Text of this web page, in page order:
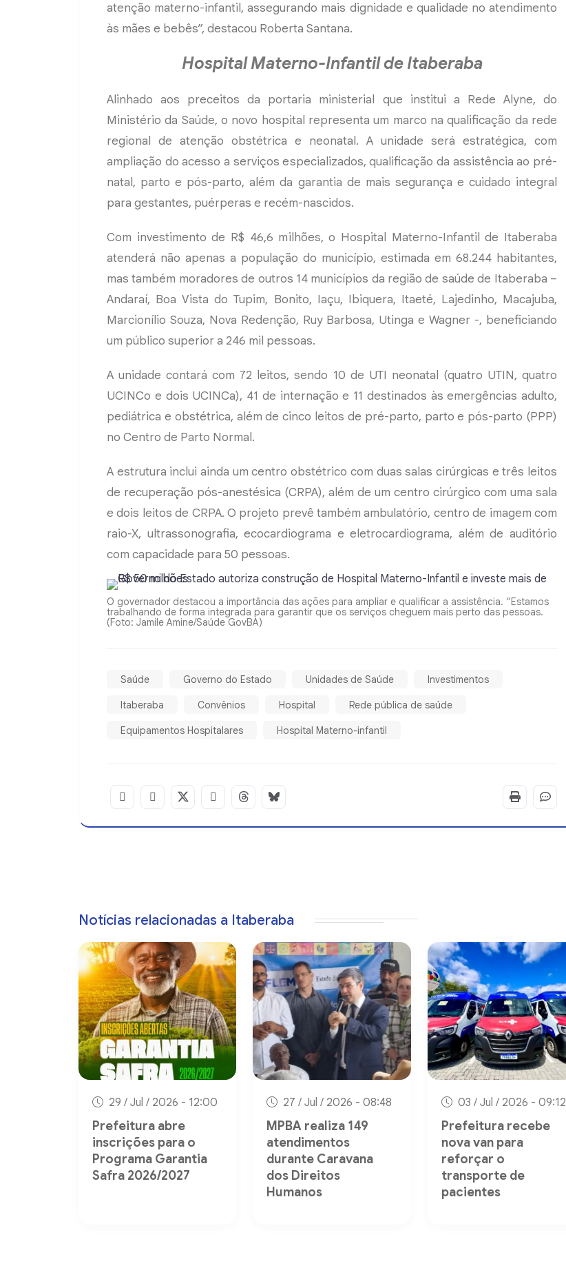
atenção materno-infantil, assegurando mais dignidade e qualidade no atendimento
às mães e bebês”, destacou Roberta Santana.
Hospital Materno-Infantil de Itaberaba
Alinhado aos preceitos da portaria ministerial que institui a Rede Alyne, do
Ministério da Saúde, o novo hospital representa um marco na qualificação da rede
regional de atenção obstétrica e neonatal. A unidade será estratégica, com
ampliação do acesso a serviços especializados, qualificação da assistência ao pré-
natal, parto e pós-parto, além da garantia de mais segurança e cuidado integral
para gestantes, puérperas e recém-nascidos.
Com investimento de R$ 46,6 milhões, o Hospital Materno-Infantil de Itaberaba
atenderá não apenas a população do município, estimada em 68.244 habitantes,
mas também moradores de outros 14 municípios da região de saúde de Itaberaba –
Andaraí, Boa Vista do Tupim, Bonito, Iaçu, Ibiquera, Itaeté, Lajedinho, Macajuba,
Marcionílio Souza, Nova Redenção, Ruy Barbosa, Utinga e Wagner -, beneficiando
um público superior a 246 mil pessoas.
A unidade contará com 72 leitos, sendo 10 de UTI neonatal (quatro UTIN, quatro
UCINCo e dois UCINCa), 41 de internação e 11 destinados às emergências adulto,
pediátrica e obstétrica, além de cinco leitos de pré-parto, parto e pós-parto (PPP)
no Centro de Parto Normal.
A estrutura inclui ainda um centro obstétrico com duas salas cirúrgicas e três leitos
de recuperação pós-anestésica (CRPA), além de um centro cirúrgico com uma sala
e dois leitos de CRPA. O projeto prevê também ambulatório, centro de imagem com
raio-X, ultrassonografia, ecocardiograma e eletrocardiograma, além de auditório
com capacidade para 50 pessoas.
O governador destacou a importância das ações para ampliar e qualificar a assistência. “Estamos
trabalhando de forma integrada para garantir que os serviços cheguem mais perto das pessoas.
(Foto: Jamile Amine/Saúde GovBA)
Saúde Governo do Estado Unidades de Saúde Investimentos
Itaberaba Convênios Hospital Rede pública de saúde
Equipamentos Hospitalares Hospital Materno-infantil
Notícias relacionadas a Itaberaba
29 / Jul / 2026 - 12:00
Prefeitura abre
inscrições para o
Programa Garantia
Safra 2026/2027
27 / Jul / 2026 - 08:48
MPBA realiza 149
atendimentos
durante Caravana
dos Direitos
Humanos
03 / Jul / 2026 - 09:12
Prefeitura recebe
nova van para
reforçar o
transporte de
pacientes